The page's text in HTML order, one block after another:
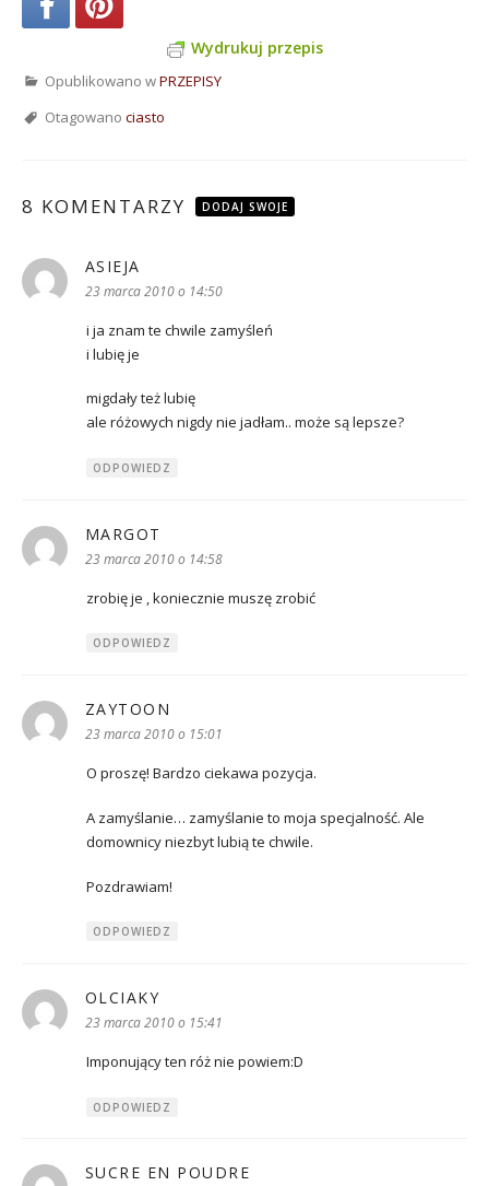
Wydrukuj przepis
Opublikowano wPRZEPISY
Otagowano ciasto
8 KOMENTARZY DODAJ SWOJE
ASIEJA
23 marca 2010 o 14:50
i ja znam te chwile zamyśleń
i lubię je
migdały też lubię
ale różowych nigdy nie jadłam.. może są lepsze?
ODPOWIEDZ
MARGOT
23 marca 2010 o 14:58
zrobię je , koniecznie muszę zrobić
ODPOWIEDZ
ZAYTOON
23 marca 2010 o 15:01
O proszę! Bardzo ciekawa pozycja.
A zamyślanie… zamyślanie to moja specjalność. Ale
domownicy niezbyt lubią te chwile.
Pozdrawiam!
ODPOWIEDZ
OLCIAKY
23 marca 2010 o 15:41
Imponujący ten róż nie powiem:D
ODPOWIEDZ
SUCRE EN POUDRE